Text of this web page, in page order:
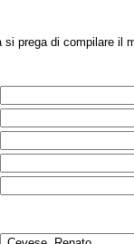
si prega di compilare il